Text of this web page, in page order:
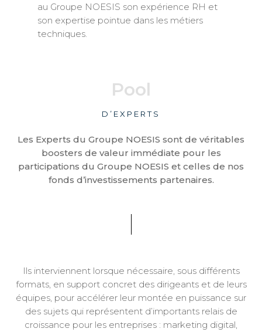
au Groupe NOESIS son expérience RH et
son expertise pointue dans les métiers
techniques.
Pool
D’EXPERTS
Les Experts du Groupe NOESIS sont de véritables
boosters de valeur immédiate pour les
participations du Groupe NOESIS et celles de nos
fonds d’investissements partenaires.
Ils interviennent lorsque nécessaire, sous différents
formats, en support concret des dirigeants et de leurs
équipes, pour accélérer leur montée en puissance sur
des sujets qui représentent d’importants relais de
croissance pour les entreprises : marketing digital,